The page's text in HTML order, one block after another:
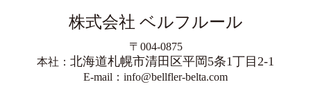
株式会社 ベルフルール
〒004-0875
本社： 北海道札幌市清田区平岡5条1丁目2-1
E-mail：info@bellfler-belta.com